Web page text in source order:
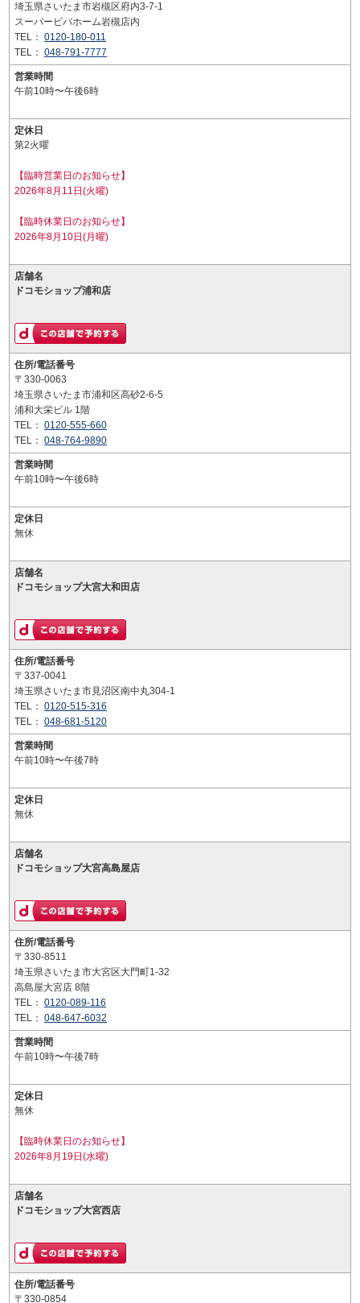
埼玉県さいたま市岩槻区府内3-7-1
スーパービバホーム岩槻店内
TEL： 0120-180-011
TEL： 048-791-7777
営業時間
午前10時〜午後6時
定休日
第2火曜
【臨時営業日のお知らせ】
2026年8月11日(火曜)
【臨時休業日のお知らせ】
2026年8月10日(月曜)
店舗名
ドコモショップ浦和店
住所/電話番号
〒330-0063
埼玉県さいたま市浦和区高砂2-6-5
浦和大栄ビル 1階
TEL： 0120-555-660
TEL： 048-764-9890
営業時間
午前10時〜午後6時
定休日
無休
店舗名
ドコモショップ大宮大和田店
住所/電話番号
〒337-0041
埼玉県さいたま市見沼区南中丸304-1
TEL： 0120-515-316
TEL： 048-681-5120
営業時間
午前10時〜午後7時
定休日
無休
店舗名
ドコモショップ大宮高島屋店
住所/電話番号
〒330-8511
埼玉県さいたま市大宮区大門町1-32
高島屋大宮店 8階
TEL： 0120-089-116
TEL： 048-647-6032
営業時間
午前10時〜午後7時
定休日
無休
【臨時休業日のお知らせ】
2026年8月19日(水曜)
店舗名
ドコモショップ大宮西店
住所/電話番号
〒330-0854